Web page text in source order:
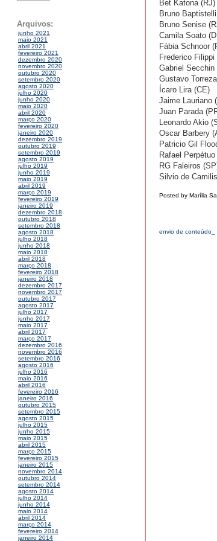
Arquivos:
junho 2021
maio 2021
abril 2021
fevereiro 2021
dezembro 2020
novembro 2020
outubro 2020
setembro 2020
agosto 2020
julho 2020
junho 2020
maio 2020
abril 2020
março 2020
fevereiro 2020
janeiro 2020
dezembro 2019
outubro 2019
setembro 2019
agosto 2019
julho 2019
junho 2019
maio 2019
abril 2019
março 2019
fevereiro 2019
janeiro 2019
dezembro 2018
outubro 2018
setembro 2018
agosto 2018
julho 2018
junho 2018
maio 2018
abril 2018
março 2018
fevereiro 2018
janeiro 2018
dezembro 2017
novembro 2017
outubro 2017
agosto 2017
julho 2017
junho 2017
maio 2017
abril 2017
março 2017
dezembro 2016
novembro 2016
setembro 2016
agosto 2016
julho 2016
maio 2016
abril 2016
fevereiro 2016
janeiro 2016
outubro 2015
setembro 2015
agosto 2015
julho 2015
junho 2015
maio 2015
abril 2015
março 2015
fevereiro 2015
janeiro 2015
novembro 2014
outubro 2014
setembro 2014
agosto 2014
julho 2014
junho 2014
maio 2014
abril 2014
março 2014
fevereiro 2014
janeiro 2014
Bet Katona (RJ)
Bruno
Bruno Senise
Camila Soato
Fábia Schnoor
Frederico Filippi
Gabriel Secchin
Gustavo
Ícaro Lira (CE)
Jaime Lauriano
Juan Parada
Leonardo Akio
Oscar Barbery
Patricio Gil
Rafael
RG Faleiros
Silvio de
Posted by Marília
envio de conteúdo_